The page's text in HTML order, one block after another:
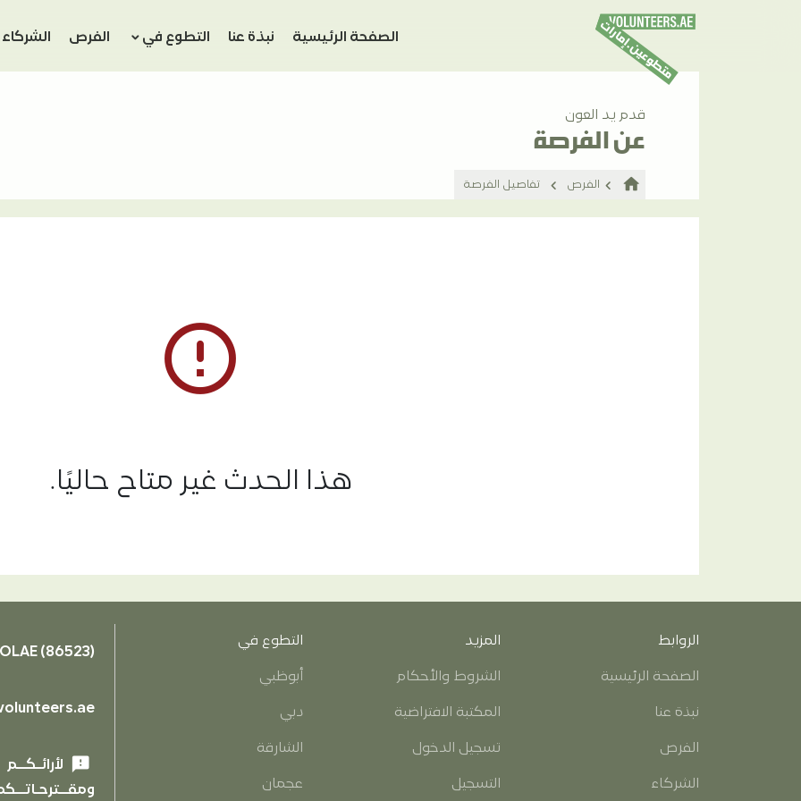
الصفحة الرئيسية نبذة عنا التطوع في الفرص الشركاء
قدم يد العون
عن الفرصة
home الفرص تفاصيل الفرصة
error_outline
هذا الحدث غير متاح حاليًا.
الروابط
الصفحة الرئيسية
نبذة عنا
الفرص
الشركاء
المزيد
الشروط والأحكام
المكتبة الافتراضية
تسجيل الدخول
التسجيل
التطوع في
أبوظبي
دبي
الشارقة
عجمان
(86523)
feedback
لأرائـكــم